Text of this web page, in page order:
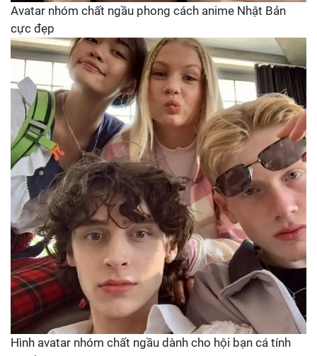
Avatar nhóm chất ngầu phong cách anime Nhật Bản
cực đẹp
Hình avatar nhóm chất ngầu dành cho hội bạn cá tính